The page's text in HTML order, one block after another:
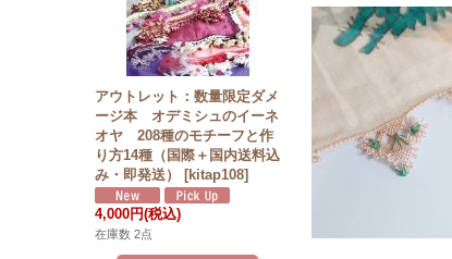
アウトレット：数量限定ダメ
ージ本 オデミシュのイーネ
オヤ 208種のモチーフと作
り方14種（国際＋国内送料込
み・即発送）
[kitap108]
4,000円(税込)
在庫数 2点